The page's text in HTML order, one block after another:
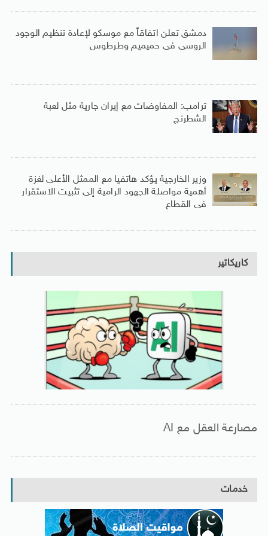
دمشق تعلن اتفاقاً مع موسكو لإعادة تنظيم الوجود
الروسى فى حميميم وطرطوس
ترامب: المفاوضات مع إيران جارية مثل لعبة
الشطرنج
وزير الخارجية يؤكد هاتفيا مع الممثل الأعلى لغزة
أهمية مواصلة الجهود الرامية إلى تثبيت الاستقرار
فى القطاع
كاريكاتير
مصارعة العقل مع AI
خدمات